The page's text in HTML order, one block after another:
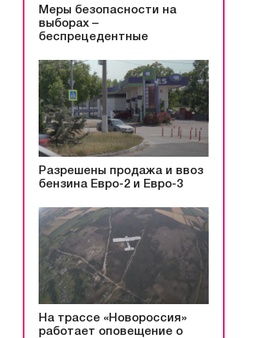
Меры безопасности на
выборах –
беспрецедентные
Разрешены продажа и ввоз
бензина Евро-2 и Евро-3
На трассе «Новороссия»
работает оповещение о